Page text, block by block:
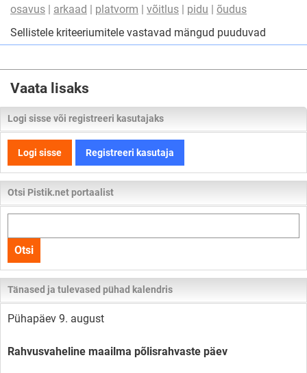
osavus | arkaad | platvorm | võitlus | pidu | õudus
Sellistele kriteeriumitele vastavad mängud puuduvad
Vaata lisaks
Logi sisse või registreeri kasutajaks
Logi sisse Registreeri kasutaja
Otsi Pistik.net portaalist
kogu
lehelt
Otsi
Tänased ja tulevased pühad kalendris
Pühapäev 9. august
Rahvusvaheline maailma põlisrahvaste päev